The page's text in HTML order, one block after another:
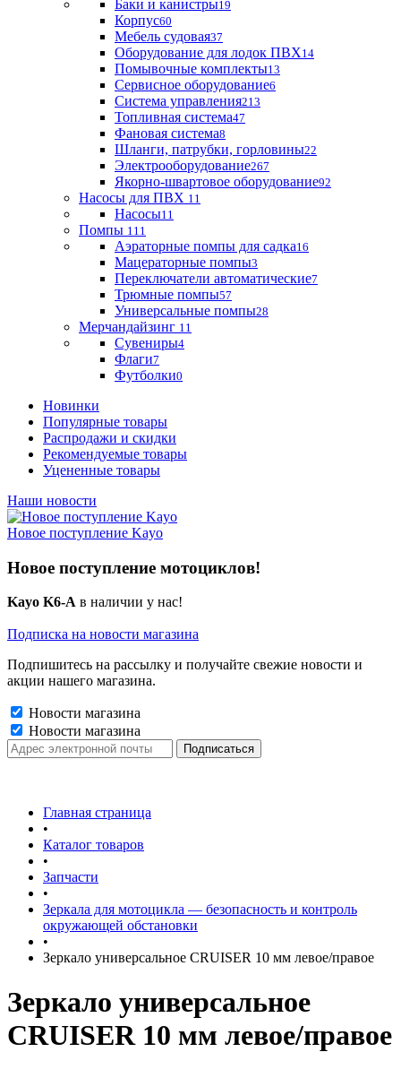
Баки и канистры19
Корпус60
Мебель судовая37
Оборудование для лодок ПВХ14
Помывочные комплекты13
Сервисное оборудование6
Система управления213
Топливная система47
Фановая система8
Шланги, патрубки, горловины22
Электрооборудование267
Якорно-швартовое оборудование92
Насосы для ПВХ 11
Насосы11
Помпы 111
Аэраторные помпы для садка16
Мацераторные помпы3
Переключатели автоматические7
Трюмные помпы57
Универсальные помпы28
Мерчандайзинг 11
Сувениры4
Флаги7
Футболки0
Новинки
Популярные товары
Распродажи и скидки
Рекомендуемые товары
Уцененные товары
Наши новости
Новое поступление Kayo
Новое поступление мотоциклов!
Kayo K6-A в наличии у нас!
Подписка на новости магазина
Подпишитесь на рассылку и получайте свежие новости и
акции нашего магазина.
Новости магазина
Новости магазина
Главная страница
•
Каталог товаров
•
Запчасти
•
Зеркала для мотоцикла — безопасность и контроль
окружающей обстановки
•
Зеркало универсальное CRUISER 10 мм левое/правое
Зеркало универсальное
CRUISER 10 мм левое/правое